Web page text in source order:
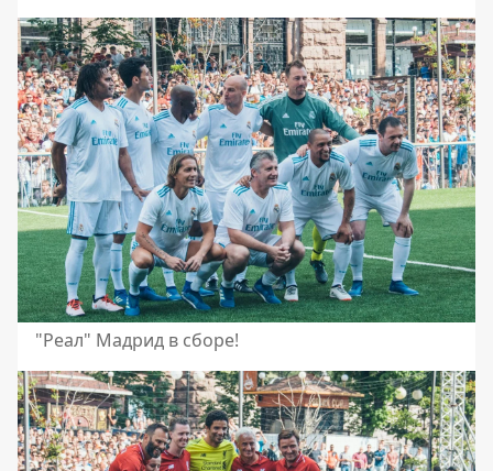
"Реал" Мадрид в сборе!